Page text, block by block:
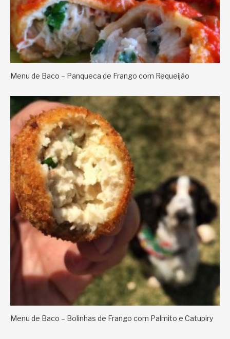
Menu de Baco – Panqueca de Frango com Requeijão
Menu de Baco – Bolinhas de Frango com Palmito e Catupiry